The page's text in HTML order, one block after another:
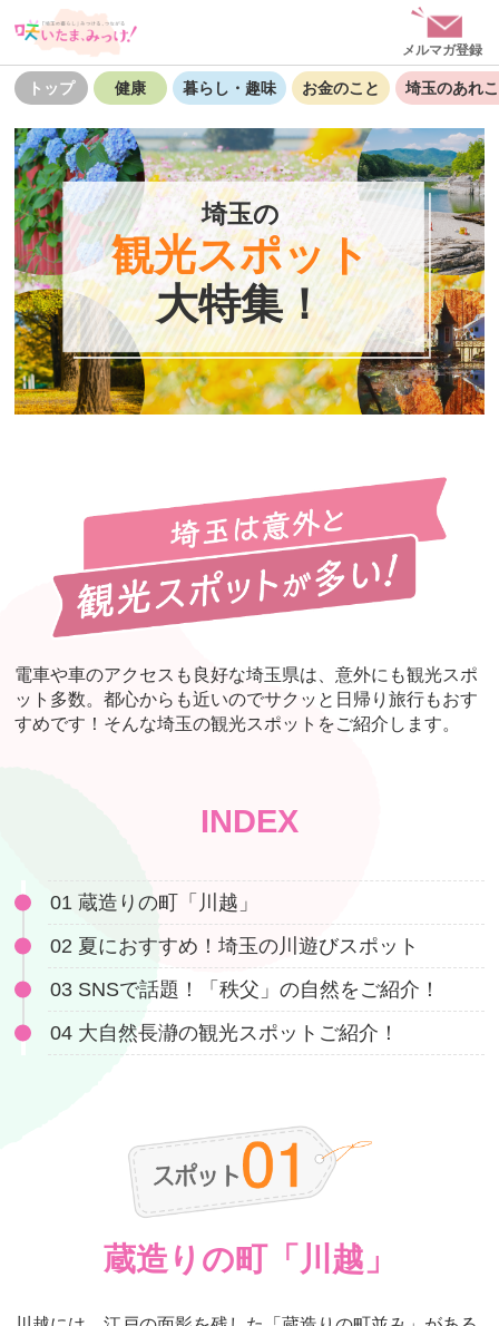
メルマガ登録
トップ 健康 暮らし・趣味 お金のこと 埼玉のあれ
埼玉の
観光スポット
大特集！
電車や車のアクセスも良好な埼玉県は、意外にも観光スポ
ット多数。都心からも近いのでサクッと日帰り旅行もおす
すめです！そんな埼玉の観光スポットをご紹介します。
INDEX
01 蔵造りの町「川越」
02 夏におすすめ！埼玉の川遊びスポット
03 SNSで話題！「秩父」の自然をご紹介！
04 大自然長瀞の観光スポットご紹介！
蔵造りの町「川越」